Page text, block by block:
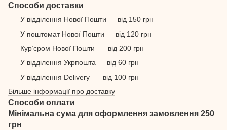
Способи доставки
У відділення Нової Пошти — від 150 грн
У поштомат Нової Пошти — від 120 грн
Кур’єром Нової Пошти — від 200 грн
У відділення Укрпошта — від 60 грн
У відділення Delivery — від 100 грн
Більше інформації про доставку
Способи оплати
Мінімальна сума для оформлення замовлення 250
грн